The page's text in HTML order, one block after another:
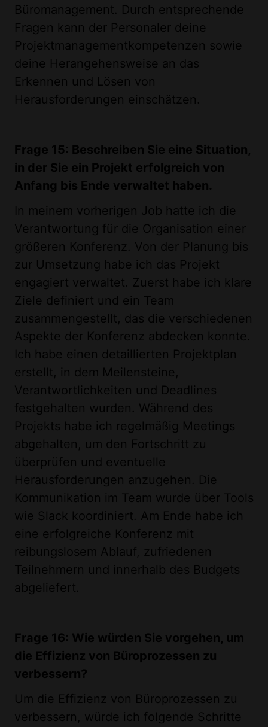
Büromanagement. Durch entsprechende
Fragen kann der Personaler deine
Projektmanagementkompetenzen sowie
deine Herangehensweise an das
Erkennen und Lösen von
Herausforderungen einschätzen.
Frage 15: Beschreiben Sie eine Situation,
in der Sie ein Projekt erfolgreich von
Anfang bis Ende verwaltet haben.
In meinem vorherigen Job hatte ich die
Verantwortung für die Organisation einer
größeren Konferenz. Von der Planung bis
zur Umsetzung habe ich das Projekt
engagiert verwaltet. Zuerst habe ich klare
Ziele definiert und ein Team
zusammengestellt, das die verschiedenen
Aspekte der Konferenz abdecken konnte.
Ich habe einen detaillierten Projektplan
erstellt, in dem Meilensteine,
Verantwortlichkeiten und Deadlines
festgehalten wurden. Während des
Projekts habe ich regelmäßig Meetings
abgehalten, um den Fortschritt zu
überprüfen und eventuelle
Herausforderungen anzugehen. Die
Kommunikation im Team wurde über Tools
wie Slack koordiniert. Am Ende habe ich
eine erfolgreiche Konferenz mit
reibungslosem Ablauf, zufriedenen
Teilnehmern und innerhalb des Budgets
abgeliefert.
Frage 16: Wie würden Sie vorgehen, um
die Effizienz von Büroprozessen zu
verbessern?
Um die Effizienz von Büroprozessen zu
verbessern, würde ich folgende Schritte